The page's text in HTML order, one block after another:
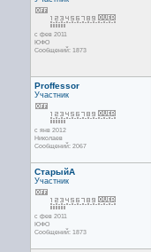
с фев 2011
ЮФО
Сообщений: 1873
Proffessor
Участник
с янв 2012
Николаев
Сообщений: 2067
СтарыйА
Участник
с фев 2011
ЮФО
Сообщений: 1873